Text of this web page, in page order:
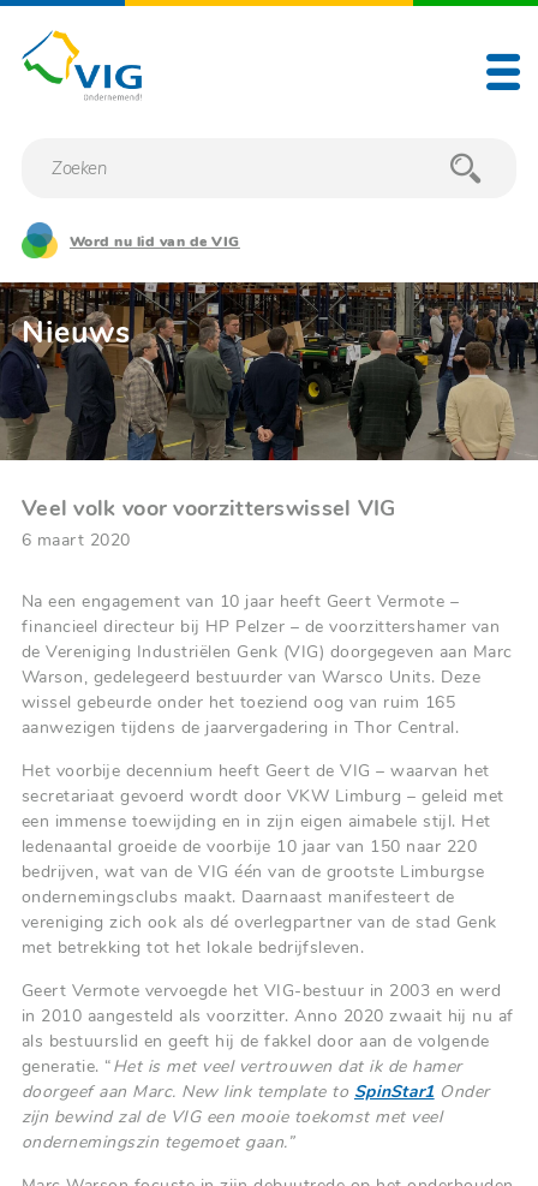
Word nu lid van de VIG
Nieuws
Veel volk voor voorzitterswissel VIG
6 maart 2020
Na een engagement van 10 jaar heeft Geert Vermote –
financieel directeur bij HP Pelzer – de voorzittershamer van
de Vereniging Industriëlen Genk (VIG) doorgegeven aan Marc
Warson, gedelegeerd bestuurder van Warsco Units. Deze
wissel gebeurde onder het toeziend oog van ruim 165
aanwezigen tijdens de jaarvergadering in Thor Central.
Het voorbije decennium heeft Geert de VIG – waarvan het
secretariaat gevoerd wordt door VKW Limburg – geleid met
een immense toewijding en in zijn eigen aimabele stijl. Het
ledenaantal groeide de voorbije 10 jaar van 150 naar 220
bedrijven, wat van de VIG één van de grootste Limburgse
ondernemingsclubs maakt. Daarnaast manifesteert de
vereniging zich ook als dé overlegpartner van de stad Genk
met betrekking tot het lokale bedrijfsleven.
Geert Vermote vervoegde het VIG-bestuur in 2003 en werd
in 2010 aangesteld als voorzitter. Anno 2020 zwaait hij nu af
als bestuurslid en geeft hij de fakkel door aan de volgende
generatie. “Het is met veel vertrouwen dat ik de hamer
doorgeef aan Marc. New link template to SpinStar1 Onder
zijn bewind zal de VIG een mooie toekomst met veel
ondernemingszin tegemoet gaan.”